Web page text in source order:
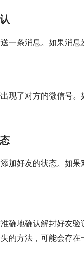
一条消息。如果消
现了对方的微信号
加好友的状态。如果
确地确认解封好友
的方法，可能会存